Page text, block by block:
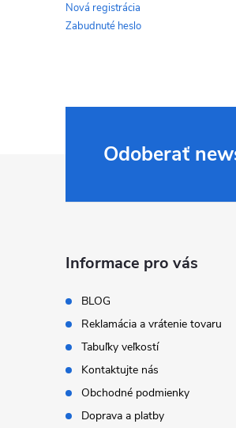
Nová registrácia
Zabudnuté heslo
Odoberať
Informace pro vás
BLOG
Reklamácia a vrátenie tovaru
Tabuľky veľkostí
Kontaktujte nás
Obchodné podmienky
Doprava a platby